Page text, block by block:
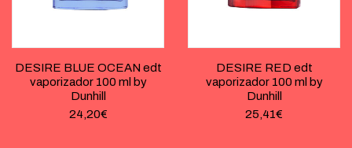
DESIRE BLUE OCEAN edt
vaporizador 100 ml by
Dunhill
24,20€
DESIRE RED edt
vaporizador 100 ml by
Dunhill
25,41€